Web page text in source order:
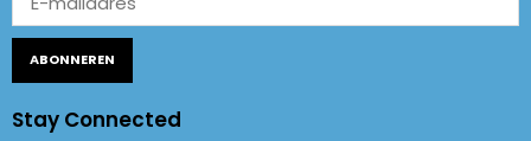
ABONNEREN
Stay Connected